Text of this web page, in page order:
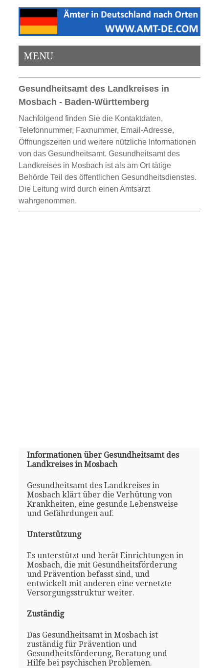
MENU
Gesundheitsamt des Landkreises in
Mosbach - Baden-Württemberg
Nachfolgend finden Sie die Kontaktdaten,
Telefonnummer, Faxnummer, Email-Adresse,
Öffnungszeiten und weitere nützliche Informationen
von das Gesundheitsamt. Gesundheitsamt des
Landkreises in Mosbach ist als am Ort tätige
Behörde Teil des öffentlichen Gesundheitsdienstes.
Die Leitung wird durch einen Amtsarzt
wahrgenommen.
Informationen über Gesundheitsamt des
Landkreises in Mosbach
Gesundheitsamt des Landkreises in
Mosbach klärt über die Verhütung von
Krankheiten, eine gesunde Lebensweise
und Gefährdungen auf.
Unterstützung
Es unterstützt und berät Einrichtungen in
Mosbach, die mit Gesundheitsförderung
und Prävention befasst sind, und
entwickelt mit anderen eine vernetzte
Versorgungsstruktur weiter.
Zuständig
Das Gesundheitsamt in Mosbach ist
zuständig für Prävention und
Gesundheitsförderung, Beratung und
Hilfe bei psychischen Problemen.